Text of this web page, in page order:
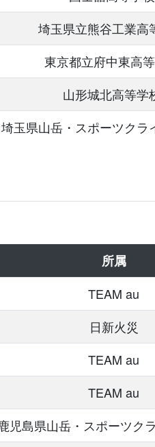
埼玉県立熊谷工業高
東京都立府中東高
山形城北高等学
埼玉県山岳・スポーツクラ
所属
TEAM au
日新火災
TEAM au
TEAM au
児島県山岳・スポーツク